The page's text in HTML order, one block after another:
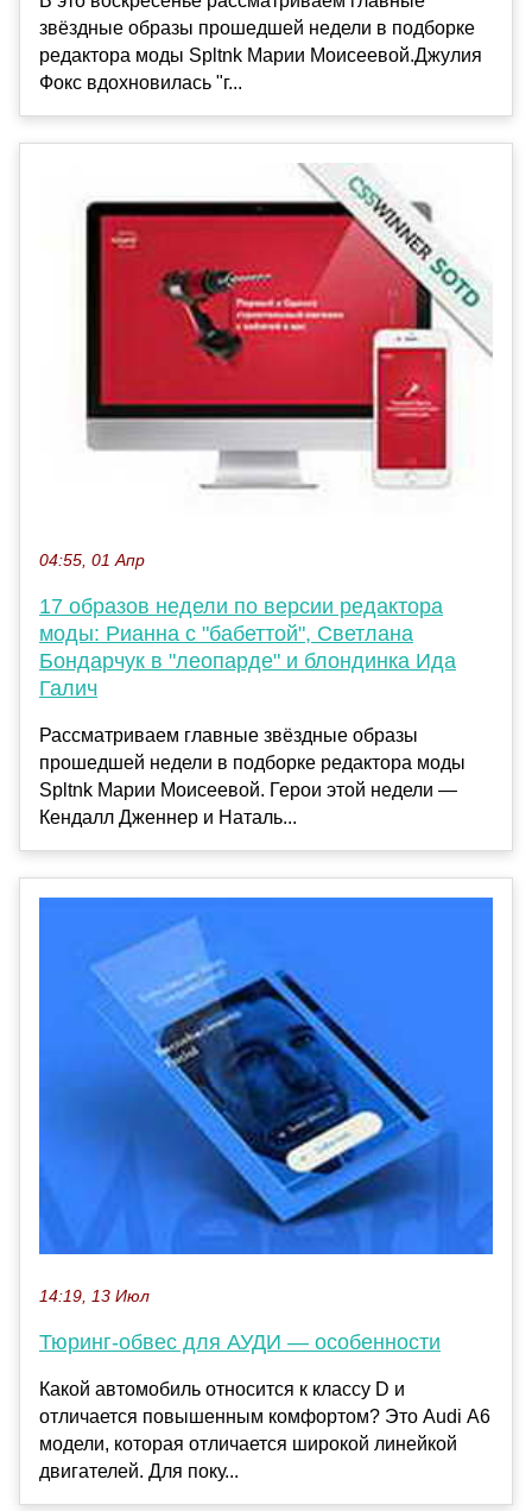
звёздные образы прошедшей недели в подборке
редактора моды Spltnk Марии Моисеевой.Джулия
Фокс вдохновилась "г...
04:55, 01 Апр
17 образов недели по версии редактора
моды: Рианна с "бабеттой", Светлана
Бондарчук в "леопарде" и блондинка Ида
Галич
Рассматриваем главные звёздные образы
прошедшей недели в подборке редактора моды
Spltnk Марии Моисеевой. Герои этой недели —
Кендалл Дженнер и Наталь...
14:19, 13 Июл
Тюринг-обвес для АУДИ — особенности
Какой автомобиль относится к классу D и
отличается повышенным комфортом? Это Audi А6
модели, которая отличается широкой линейкой
двигателей. Для поку...